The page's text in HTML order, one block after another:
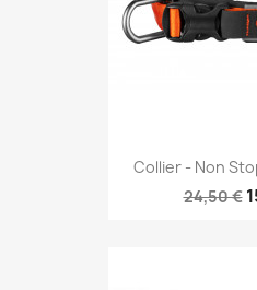
Collier - Non
24,50 €